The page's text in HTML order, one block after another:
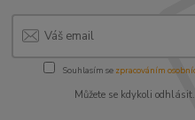
Souhlasím se zpracováním
Můžete se kdykoli